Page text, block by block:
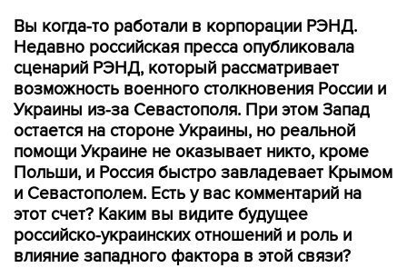
Вы когда-то работали в корпорации РЭНД.
Недавно российская пресса опубликовала
сценарий РЭНД, который рассматривает
возможность военного столкновения России и
Украины из-за Севастополя. При этом Запад
остается на стороне Украины, но реальной
помощи Украине не оказывает никто, кроме
Польши, и Россия быстро завладевает Крымом
и Севастополем. Есть у вас комментарий на
этот счет? Каким вы видите будущее
российско-украинских отношений и роль и
влияние западного фактора в этой связи?